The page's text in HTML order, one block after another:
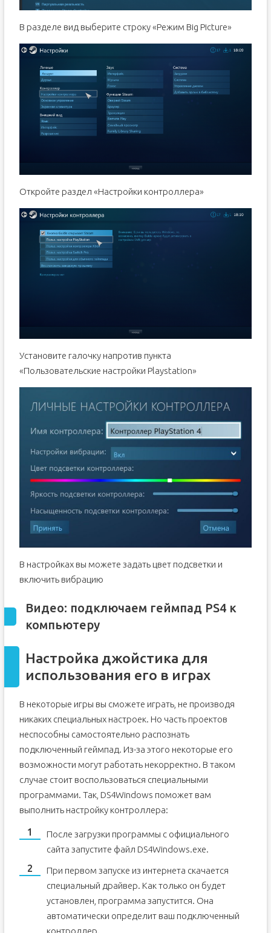
В разделе вид выберите строку «Режим Big Picture»
Откройте раздел «Настройки контроллера»
Установите галочку напротив пункта
«Пользовательские настройки Playstation»
В настройках вы можете задать цвет подсветки и
включить вибрацию
Видео: подключаем геймпад PS4 к
компьютеру
Настройка джойстика для
использования его в играх
В некоторые игры вы сможете играть, не производя
никаких специальных настроек. Но часть проектов
неспособны самостоятельно распознать
подключенный геймпад. Из-за этого некоторые его
возможности могут работать некорректно. В таком
случае стоит воспользоваться специальными
программами. Так, DS4Windows поможет вам
выполнить настройку контроллера:
После загрузки программы с официального
сайта запустите файл DS4Windows.exe.
При первом запуске из интернета скачается
специальный драйвер. Как только он будет
установлен, программа запустится. Она
автоматически определит ваш подключенный
контроллер.